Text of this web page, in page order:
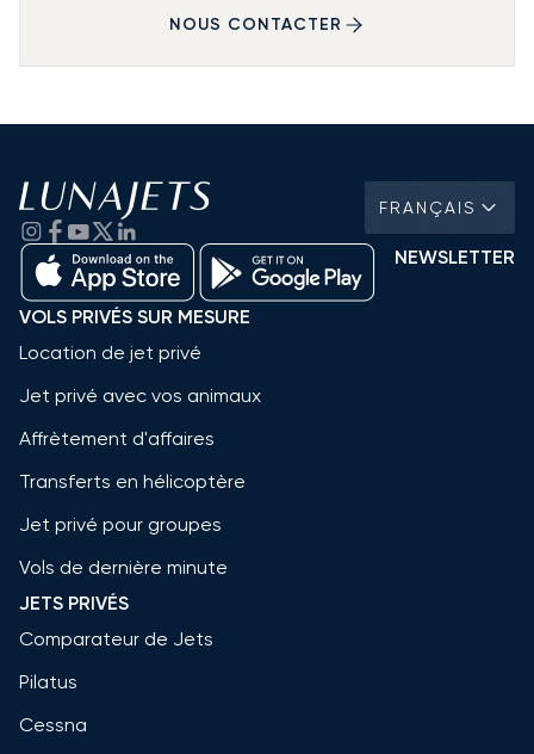
NOUS CONTACTER
FRANÇAIS
NEWSLETTER
VOLS PRIVÉS SUR MESURE
Location de jet privé
Jet privé avec vos animaux
Affrètement d'affaires
Transferts en hélicoptère
Jet privé pour groupes
Vols de dernière minute
JETS PRIVÉS
Comparateur de Jets
Pilatus
Cessna